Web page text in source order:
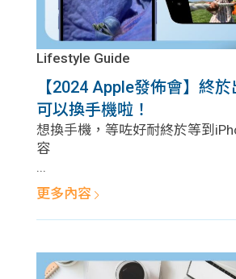
Lifestyle Guide
【2024 Apple發佈會】終
可以換手機啦！
想換手機，等咗好耐終於等到
容
...
更多內容